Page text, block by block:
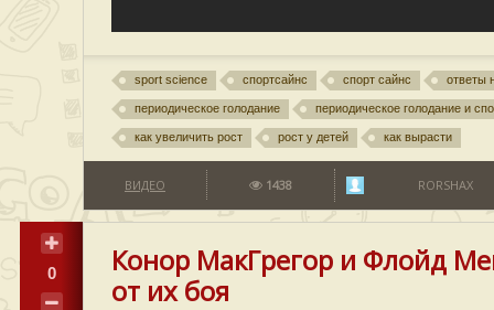
sport science спортсайнс спорт сайнс ответы
периодическое голодание периодическое голодание и
как увеличить рост рост у детей как вырасти
ВИДЕО 1438 RORSHAX
0
Конор МакГрегор и Флойд
от их боя